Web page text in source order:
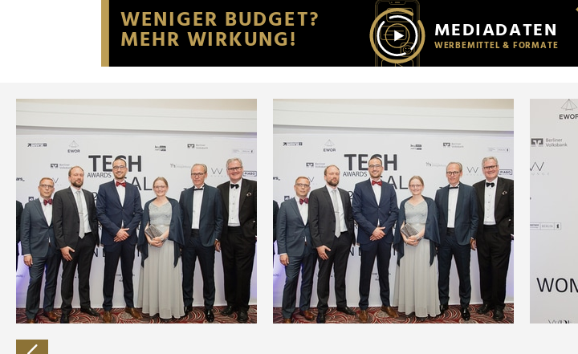
Website an unsere Partner für soziale Medien, Werbung und
möglicherweise mit weiteren Daten zusammen, die Sie ihnen
der Dienste gesammelt haben.